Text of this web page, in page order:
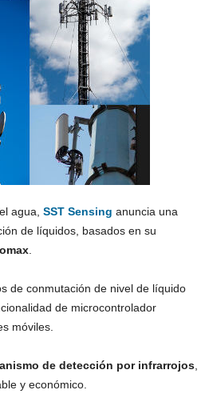
agua, SST Sensing anuncia una
de líquidos, basados ​​en su
de conmutación de nivel de líquido
de microcontrolador
móviles.
de detección por infrarrojos
y económico.